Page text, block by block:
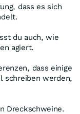
dass es sich
du auch, wie
agiert.
dass einige
schreiben werden,
Dreckschweine.